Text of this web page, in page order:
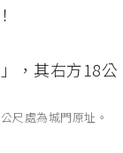
尺處為城門原址。